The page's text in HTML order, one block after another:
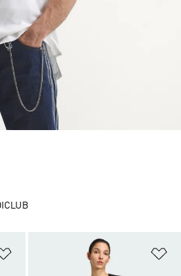
Adicionar à Lista de Desejos